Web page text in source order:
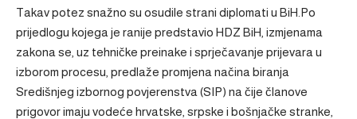
Takav potez snažno su osudile strani diplomati u BiH.Po
prijedlogu kojega je ranije predstavio HDZ BiH, izmjenama
zakona se, uz tehničke preinake i sprječavanje prijevara u
izborom procesu, predlaže promjena načina biranja
Središnjeg izbornog povjerenstva (SIP) na čije članove
prigovor imaju vodeće hrvatske, srpske i bošnjačke stranke,